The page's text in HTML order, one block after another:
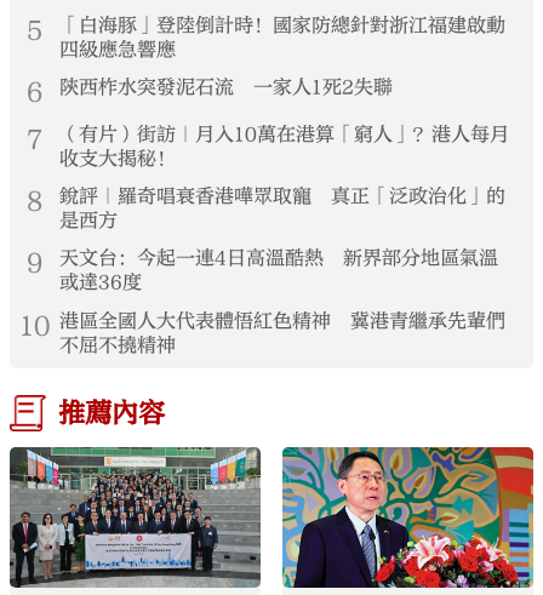
5
「白海豚」登陸倒計時！國家防總針對浙江福建啟動
四級應急響應
6 陝西柞水突發泥石流 一家人1死2失聯
7
（有片）街訪｜月入10萬在港算「窮人」？港人每月
收支大揭秘！
8
銳評｜羅奇唱衰香港嘩眾取寵 真正「泛政治化」的
是西方
9
天文台：今起一連4日高溫酷熱 新界部分地區氣溫
或達36度
10 港區全國人大代表體悟紅色精神 冀港青繼承先輩們
不屈不撓精神
推薦內容